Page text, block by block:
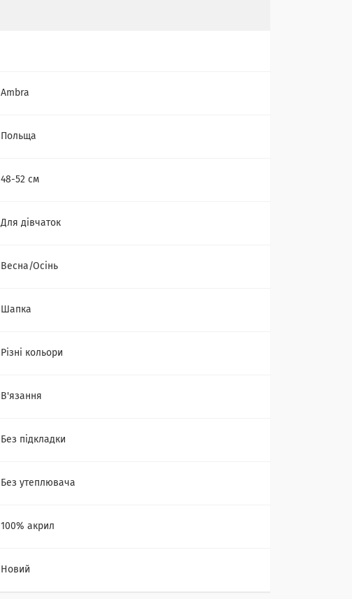
Ambra
Польща
48-52 см
Для дівчаток
Весна/Осінь
Шапка
Різні кольори
В'язання
Без підкладки
Без утеплювача
100% акрил
Новий